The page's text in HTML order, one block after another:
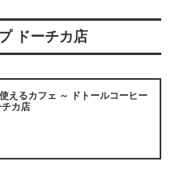
ドーチカ店
えるカフェ ～ ドトールコーヒー
カ店